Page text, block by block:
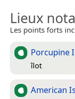
Lieux
Les points forts
Porcupine
îlot
American